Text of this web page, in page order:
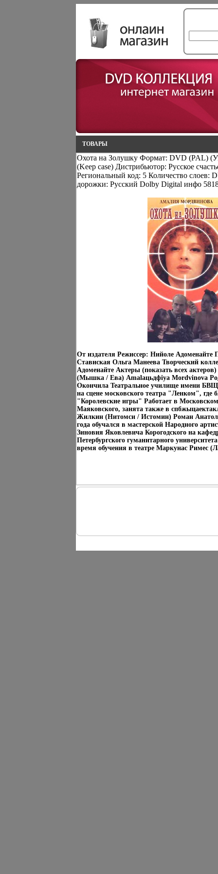
ТОВАРЫ
Охота на Золушку Формат: DVD (PAL)
(Keep case) Дистрибьютор: Русское
Региональный код: 5 Количество слоев:
дорожки: Русский Dolby Digital инфо
От издателя Режиссер: Нийоле
Ставиская Ольга Манеева Творческий
Адоменайте Актеры (показать всех
(Мышка / Ева) Amalацьдфiya Mordvinova
Окончила Театральное училище имени
на сцене московского театра "Ленком", где
"Королевские игры" Работает в
Маяковского, занята также в
Жилкин (Нитомси / Истомин) Роман
года обучался в мастерской Народного
Зиновия Яковлевича Корогодского на
Петербургского гуманитарного
время обучения в театре Маркунас Римес